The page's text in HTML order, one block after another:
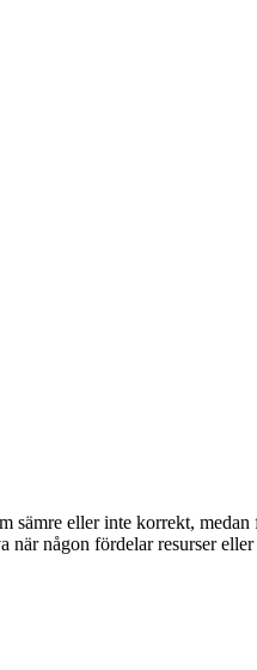
eller inte korrekt,
någon fördelar resurser